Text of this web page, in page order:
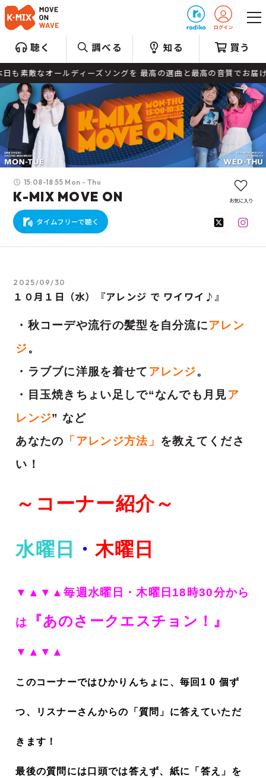
聴く 調べる 知る 買う
なオールディーズソングを 最高の選曲と最高の音質でお届けしま
15:08-18:55 Mon - Thu
K-MIX MOVE ON
タイムフリーで聴く
お気に入り
2025/09/30
１０月１日（水）『アレンジ で ワイワイ♪』
・秋コーデや流⾏の髪型を⾃分流にアレン
ジ。
・ラブブに洋服を着せてアレンジ。
・⽬⽟焼きちょい⾜しで“なんでも⽉⾒ア
レンジ” など
あなたの 「アレンジ方法」
を教えてくださ
い！
～コーナー紹介～
水曜日 ・ 木曜日
▼▲▼▲毎週水曜日・木曜日18時30分から
は 『あのさークエスチョン！ 』
▼▲▼▲
このコーナーではひかりんちょに、毎回1 0 個ず
つ、リスナーさんからの「質問」に答えていただ
きます！
最後の質問には口頭では答えず、紙に「答え」を